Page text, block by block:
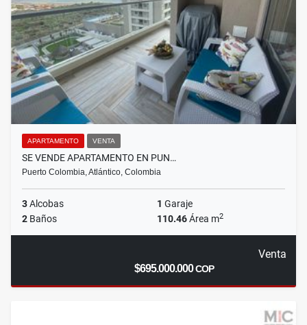
APARTAMENTO VENTA
SE VENDE APARTAMENTO EN PUN…
Puerto Colombia, Atlántico, Colombia
3Alcobas 1 Garaje
2 Baños 110.46Área m2
Venta
$695.000.000COP